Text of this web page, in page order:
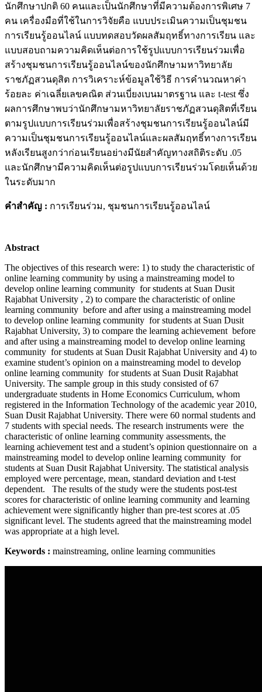
นักศึกษาปกติ 60 คนและเป็นนักศึกษาที่มีความต้องการพิเศษ 7
คน เครื่องมือที่ใช้ในการวิจัยคือ แบบประเมินความเป็นชุมชน
การเรียนรู้ออนไลน์ แบบทดสอบวัดผลสัมฤทธิ์ทางการเรียน และ
แบบสอบถามความคิดเห็นต่อการใช้รูปแบบการเรียนร่วมเพื่อ
สร้างชุมชนการเรียนรู้ออนไลน์ของนักศึกษามหาวิทยาลัย
ราชภัฏสวนดุสิต การวิเคราะห์ข้อมูลใช้วิธี การคำนวณหาค่า
ร้อยละ ค่าเฉลี่ยเลขคณิต ส่วนเบี่ยงเบนมาตรฐาน และ t-test ซึ่ง
ผลการศึกษาพบว่านักศึกษามหาวิทยาลัยราชภัฏสวนดุสิตที่เรียน
ตามรูปแบบการเรียนร่วมเพื่อสร้างชุมชนการเรียนรู้ออนไลน์มี
ความเป็นชุมชนการเรียนรู้ออนไลน์และผลสัมฤทธิ์ทางการเรียน
หลังเรียนสูงกว่าก่อนเรียนอย่างมีนัยสำคัญทางสถิติระดับ .05
และนักศึกษามีความคิดเห็นต่อรูปแบบการเรียนร่วมโดยเห็นด้วย
ในระดับมาก
คำสำคัญ : การเรียนร่วม, ชุมชนการเรียนรู้ออนไลน์
Abstract
The objectives of this research were: 1) to study the characteristic of
online learning community by using a mainstreaming model to
develop online learning community for students at Suan Dusit
Rajabhat University , 2) to compare the characteristic of online
learning community before and after using a mainstreaming model
to develop online learning community for students at Suan Dusit
Rajabhat University, 3) to compare the learning achievement before
and after using a mainstreaming model to develop online learning
community for students at Suan Dusit Rajabhat University and 4) to
examine student’s opinion on a mainstreaming model to develop
online learning community for students at Suan Dusit Rajabhat
University. The sample group in this study consisted of 67
undergraduate students in Home Economics Curriculum, whom
registered in the Information Technology of the academic year 2010,
Suan Dusit Rajabhat University. There were 60 normal students and
7 students with special needs. The research instruments were the
characteristic of online learning community assessments, the
learning achievement test and a student’s opinion questionnaire on a
mainstreaming model to develop online learning community for
students at Suan Dusit Rajabhat University. The statistical analysis
employed were percentage, mean, standard deviation and t-test
dependent. The results of the study were the students post-test
scores for characteristic of online learning community and learning
achievement were significantly higher than pre-test scores at .05
significant level. The students agreed that the mainstreaming model
was appropriate at a high level.
Keywords : mainstreaming, online learning communities